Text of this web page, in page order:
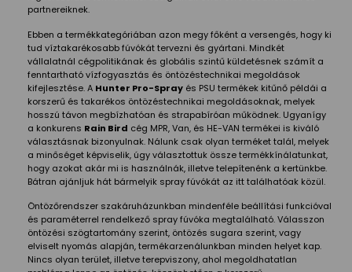
partnereiknek.
Ebben a termékkategóriában azon megy főként a versengés, hogy ki
tud víztakarékosabb fúvókát tervezni és gyártani. Mindkét
vállalatnál cégpolitikának és globális szintű küldetésnek számít a
fenntartható vízfogyasztás és öntözéstechnikai megoldások
kifejlesztése. A Hunter Pro-Spray és PSU termékek kitűnő példái a
korszerű és takarékos öntözéstechnikai megoldásoknak, melyek
hosszú távon megbízhatóan és strapabíróan működnek. Ugyanígy
a konkurens Rain Bird cég MPR, Van, és HE-VAN termékei is kiváló
választásnak bizonyulnak. Nálunk csak olyan terméket talál, melyek
a minőséget képviselik, úgy választottuk össze termékkínálatunkat,
hogy azokat akár mi is használnák, illetve telepítenénk a kertünkbe.
Bátran ajánljuk hát bármelyik spray fúvókát az itt találhatóak közül.
Öntözőrendszer szakáruházunkban mindenféle beállítási funkcióval
és paraméterrel rendelkező spray fúvóka megtalálható. Válasszon
öntözési szögtartomány szerint, öntözés sugara szerint, vagy
elviselt nyomás alapján, termékarzenálunkban minden helyet kap.
Nincs olyan terület, illetve terepviszony, ahol megoldhatatlan